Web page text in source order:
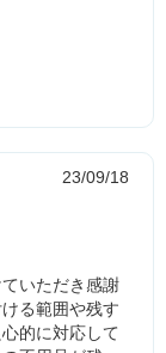
23/09/18
いただき感謝
る範囲や残す
的に対応して